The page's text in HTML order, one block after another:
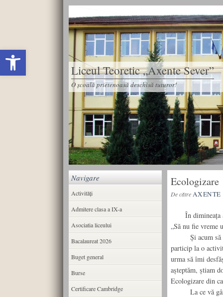
Deschide bara de unelte
Liceul Teoretic „Axente Sever”
O școală prietenoasă deschisă tuturor!
Ecologizare
De cătreAXENTE
În dimineaţa
„Să nu fie vreme
Şi acum să vă
particip la o
urma să îmi
aşteptăm, ştiam
Ecologizare din
La ce vă
Navigare
Activități
Admitere clasa a IX-a
Asociatia liceului
Bacalaureat 2026
Buget general
Burse
Certificare Cambridge